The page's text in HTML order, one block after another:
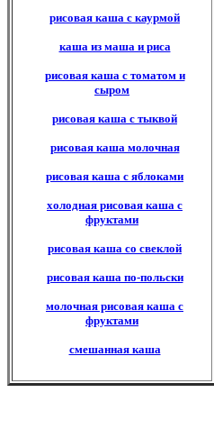
рисовая каша с каурмой
каша из маша и риса
рисовая каша с томатом и
сыром
рисовая каша с тыквой
рисовая каша молочная
рисовая каша с яблоками
холодная рисовая каша с
фруктами
рисовая каша со свеклой
рисовая каша по-польски
молочная рисовая каша с
фруктами
смешанная каша